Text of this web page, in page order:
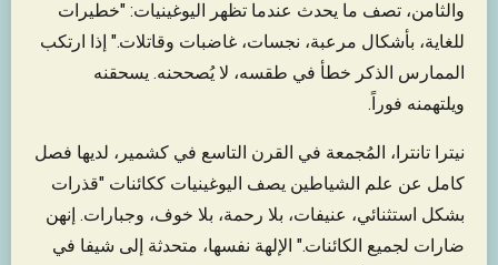
والثامن، تصف ما يحدث عندما تظهر اليوغينيات: "خطيرات
للغاية، بأشكال مرعبة، نجسات، غاضبات وقاتلات." إذا ارتكب
الممارس الذكر خطأ في طقسه، لا يُصححنه. يسحقنه
ويلتهمنه فوراً.
نيترا تانترا، المُجمعة في القرن التاسع في كشمير، لديها فصل
كامل عن علم الشياطين يصف اليوغينيات ككائنات "قذرات
بشكل استثنائي، عنيفات، بلا رحمة، بلا خوف، وجبارات. إنهن
ضارات لجميع الكائنات." الإلهة نفسها، متحدثة إلى شيفا في